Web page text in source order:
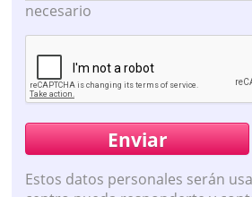
necesario
Estos datos personales serán